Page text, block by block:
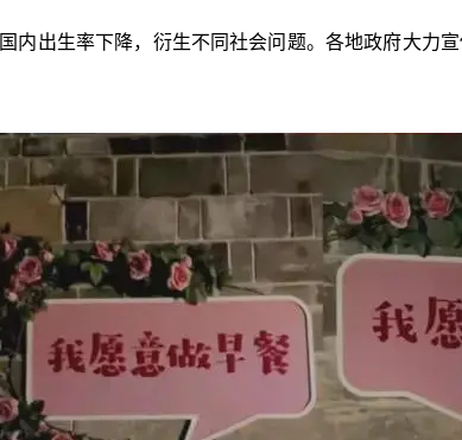
内出生率下降，衍生不同社会问题。各地政府大力